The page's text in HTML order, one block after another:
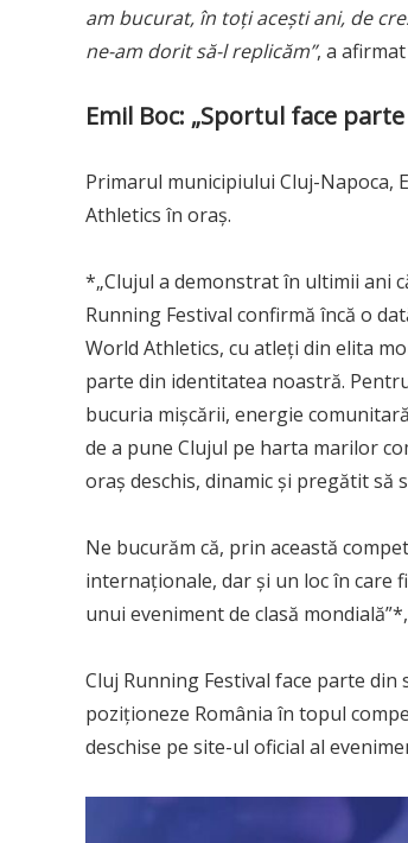
am bucurat, în toți acești ani, de
ne-am dorit să-l replicăm”, a
Emil Boc: „Sportul face
Primarul municipiului Cluj-Napoca,
Athletics în oraș.
*„Clujul a demonstrat în ultimii ani
Running Festival confirmă încă o
World Athletics, cu atleți din elita
parte din identitatea noastră.
bucuria mișcării, energie
de a pune Clujul pe harta marilor
oraș deschis, dinamic și pregătit să
Ne bucurăm că, prin această
internaționale, dar și un loc în care
unui eveniment de clasă
Cluj Running Festival face parte
poziționeze România în topul
deschise pe site-ul oficial al